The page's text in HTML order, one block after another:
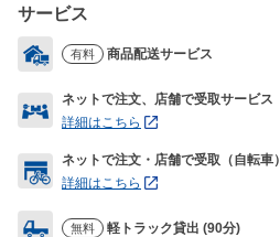
サービス
有料 商品配送サービス
ネットで注文、店舗で受取サービス
詳細はこちら
ネットで注文・店舗で受取（自転車）
詳細はこちら
無料 軽トラック貸出 (90分)